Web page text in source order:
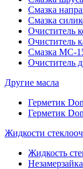
Смазка
Смазка
Очиститель
Очиститель
Смазка МС-
Очиститель
Другие масла
Герметик
Герметик
Жидкости
Жидкость
Незамерзайка